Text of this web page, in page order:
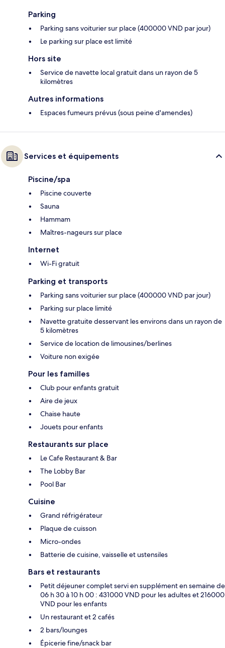
Parking
Parking sans voiturier sur place (400000 VND par jour)
Le parking sur place est limité
Hors site
Service de navette local gratuit dans un rayon de 5
kilomètres
Autres informations
Espaces fumeurs prévus (sous peine d'amendes)
Services et équipements
Piscine/spa
Piscine couverte
Sauna
Hammam
Maîtres-nageurs sur place
Internet
Wi-Fi gratuit
Parking et transports
Parking sans voiturier sur place (400000 VND par jour)
Parking sur place limité
Navette gratuite desservant les environs dans un rayon de
5 kilomètres
Service de location de limousines/berlines
Voiture non exigée
Pour les familles
Club pour enfants gratuit
Aire de jeux
Chaise haute
Jouets pour enfants
Restaurants sur place
Le Cafe Restaurant & Bar
The Lobby Bar
Pool Bar
Cuisine
Grand réfrigérateur
Plaque de cuisson
Micro-ondes
Batterie de cuisine, vaisselle et ustensiles
Bars et restaurants
Petit déjeuner complet servi en supplément en semaine de
06 h 30 à 10 h 00 : 431000 VND pour les adultes et 216000
VND pour les enfants
Un restaurant et 2 cafés
2 bars/lounges
Épicerie fine/snack bar